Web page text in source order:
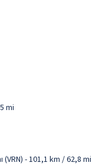
mi
(VRN) - 101,1 km / 62,8 mi